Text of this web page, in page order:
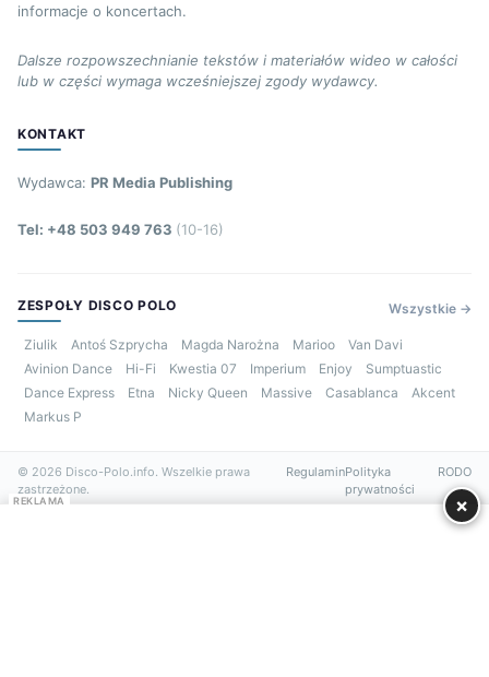
informacje o koncertach.
Dalsze rozpowszechnianie tekstów i materiałów wideo w całości
lub w części wymaga wcześniejszej zgody wydawcy.
KONTAKT
Wydawca: PR Media Publishing
Tel: +48 503 949 763 (10-16)
ZESPOŁY DISCO POLO Wszystkie →
Ziulik Antoś Szprycha Magda Narożna Marioo
Van Davi
Avinion Dance
Hi-Fi Kwestia 07 Imperium Enjoy
Sumptuastic
Dance Express
Etna Nicky Queen Massive Casablanca
Akcent
Markus P
© 2026 Disco-Polo.info. Wszelkie prawa
zastrzeżone.
RegulaminPolityka
prywatności
RODO
REKLAMA ×